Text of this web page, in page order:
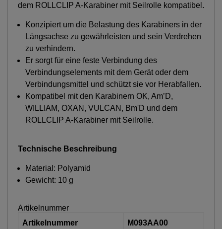
dem ROLLCLIP A-Karabiner mit Seilrolle kompatibel.
Konzipiert um die Belastung des Karabiners in der
Längsachse zu gewährleisten und sein Verdrehen
zu verhindern.
Er sorgt für eine feste Verbindung des
Verbindungselements mit dem Gerät oder dem
Verbindungsmittel und schützt sie vor Herabfallen.
Kompatibel mit den Karabinern OK, Am’D,
WILLIAM, OXAN, VULCAN, Bm'D und dem
ROLLCLIP A-Karabiner mit Seilrolle.
Technische Beschreibung
Material: Polyamid
Gewicht: 10 g
Artikelnummer
Artikelnummer
M093AA00